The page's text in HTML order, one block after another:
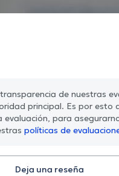
de nuestras
principal. Es por esto
evaluación, para
políticas de
Deja una reseña